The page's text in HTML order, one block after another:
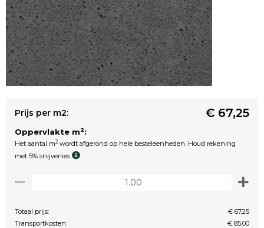
Prijs per m2: € 67,25
Oppervlakte m2:
Het aantal m2 wordt afgerond op hele besteleenheden. Houd rekening
met 5% snijverlies
Totaal prijs:
€ 67,25
Transportkosten:
€ 85,00